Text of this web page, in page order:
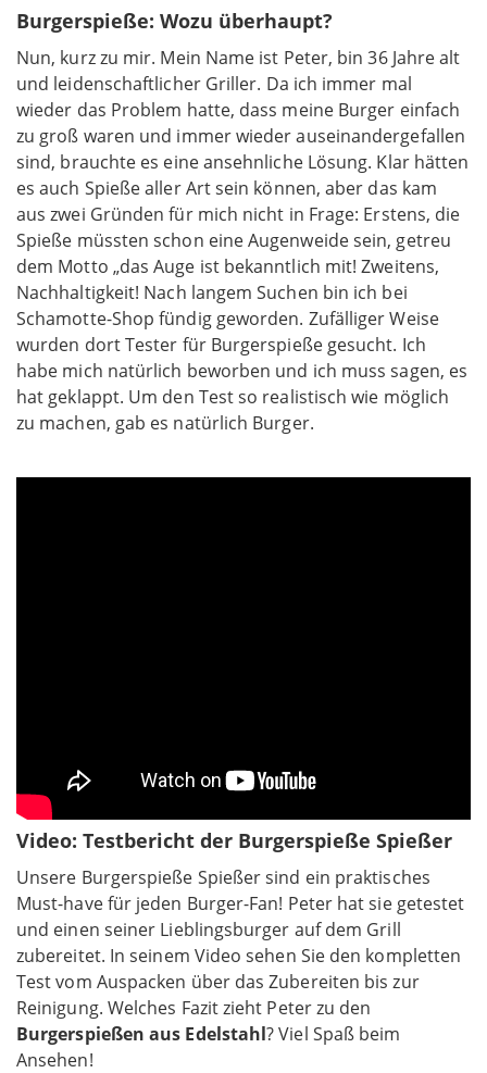
Burgerspieße: Wozu überhaupt?
Nun, kurz zu mir. Mein Name ist Peter, bin 36 Jahre alt
und leidenschaftlicher Griller. Da ich immer mal
wieder das Problem hatte, dass meine Burger einfach
zu groß waren und immer wieder auseinandergefallen
sind, brauchte es eine ansehnliche Lösung. Klar hätten
es auch Spieße aller Art sein können, aber das kam
aus zwei Gründen für mich nicht in Frage: Erstens, die
Spieße müssten schon eine Augenweide sein, getreu
dem Motto „das Auge ist bekanntlich mit! Zweitens,
Nachhaltigkeit! Nach langem Suchen bin ich bei
Schamotte-Shop fündig geworden. Zufälliger Weise
wurden dort Tester für Burgerspieße gesucht. Ich
habe mich natürlich beworben und ich muss sagen, es
hat geklappt. Um den Test so realistisch wie möglich
zu machen, gab es natürlich Burger.
Video: Testbericht der Burgerspieße Spießer
Unsere Burgerspieße Spießer sind ein praktisches
Must-have für jeden Burger-Fan! Peter hat sie getestet
und einen seiner Lieblingsburger auf dem Grill
zubereitet. In seinem Video sehen Sie den kompletten
Test vom Auspacken über das Zubereiten bis zur
Reinigung. Welches Fazit zieht Peter zu den
Burgerspießen aus Edelstahl? Viel Spaß beim
Ansehen!